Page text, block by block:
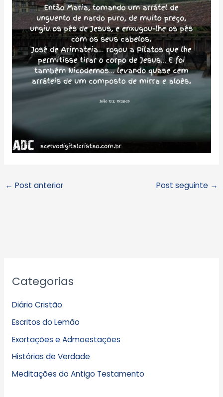
← Post anterior Post seguinte →
Categorias
Diário Cristão
Escritos do Lemão
Exortações e Admoestações
Histórias de Verdade
Meditações do Antigo Testamento
r
i
v
o
s